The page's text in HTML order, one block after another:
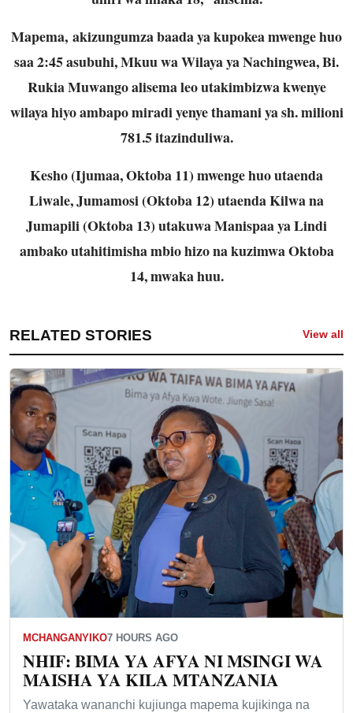
Mapema, akizungumza baada ya kupokea mwenge huo
saa 2:45 asubuhi, Mkuu wa Wilaya ya Nachingwea, Bi.
Rukia Muwango alisema leo utakimbizwa kwenye
wilaya hiyo ambapo miradi yenye thamani ya sh. milioni
781.5 itazinduliwa.
Kesho (Ijumaa, Oktoba 11) mwenge huo utaenda
Liwale, Jumamosi (Oktoba 12) utaenda Kilwa na
Jumapili (Oktoba 13) utakuwa Manispaa ya Lindi
ambako utahitimisha mbio hizo na kuzimwa Oktoba
14, mwaka huu.
RELATED STORIES View all
MCHANGANYIKO7 HOURS AGO
NHIF: BIMA YA AFYA NI MSINGI WA
MAISHA YA KILA MTANZANIA
Yawataka wananchi kujiunga mapema kujikinga na